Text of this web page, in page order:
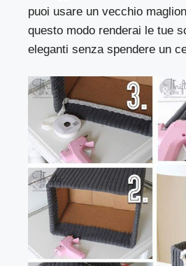
puoi usare un vecchio
questo modo renderai le tue
eleganti senza spendere un